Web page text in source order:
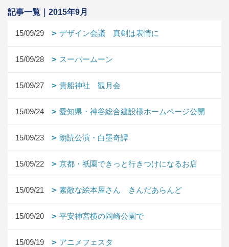
記事一覧｜2015年9月
15/09/29 デザイン会議 真剣は表情に
15/09/28 スーパームーン
15/09/27 貴船神社 観月会
15/09/24 愛知県・神谷総合建設様ホームページ公開
15/09/23 朗読公演・白墨奇譚
15/09/22 京都・祇園できっと行きつけになるお店
15/09/21 素敵な絵本屋さん きんだあらんど
15/09/20 平安神宮横の岡崎公園で
15/09/19 アニメフェスタ